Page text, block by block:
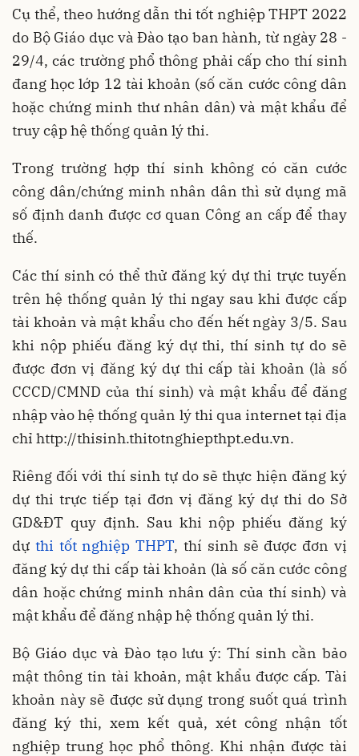
Cụ thể, theo hướng dẫn thi tốt nghiệp THPT 2022
do Bộ Giáo dục và Đào tạo ban hành, từ ngày 28 -
29/4, các trường phổ thông phải cấp cho thí sinh
đang học lớp 12 tài khoản (số căn cước công dân
hoặc chứng minh thư nhân dân) và mật khẩu để
truy cập hệ thống quản lý thi.
Trong trường hợp thí sinh không có căn cước
công dân/chứng minh nhân dân thì sử dụng mã
số định danh được cơ quan Công an cấp để thay
thế.
Các thí sinh có thể thử đăng ký dự thi trực tuyến
trên hệ thống quản lý thi ngay sau khi được cấp
tài khoản và mật khẩu cho đến hết ngày 3/5. Sau
khi nộp phiếu đăng ký dự thi, thí sinh tự do sẽ
được đơn vị đăng ký dự thi cấp tài khoản (là số
CCCD/CMND của thí sinh) và mật khẩu để đăng
nhập vào hệ thống quản lý thi qua internet tại địa
chỉ http://thisinh.thitotnghiepthpt.edu.vn.
Riêng đối với thí sinh tự do sẽ thực hiện đăng ký
dự thi trực tiếp tại đơn vị đăng ký dự thi do Sở
GD&ĐT quy định. Sau khi nộp phiếu đăng ký
dự thi tốt nghiệp THPT, thí sinh sẽ được đơn vị
đăng ký dự thi cấp tài khoản (là số căn cước công
dân hoặc chứng minh nhân dân của thí sinh) và
mật khẩu để đăng nhập hệ thống quản lý thi.
Bộ Giáo dục và Đào tạo lưu ý: Thí sinh cần bảo
mật thông tin tài khoản, mật khẩu được cấp. Tài
khoản này sẽ được sử dụng trong suốt quá trình
đăng ký thi, xem kết quả, xét công nhận tốt
nghiệp trung học phổ thông. Khi nhận được tài